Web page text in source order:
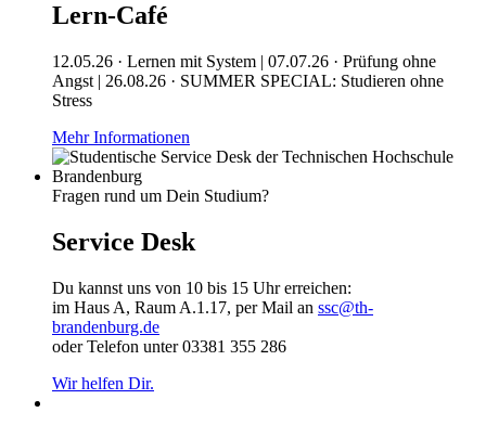
Lern-Café
12.05.26 · Lernen mit System | 07.07.26 · Prüfung ohne
Angst | 26.08.26 · SUMMER SPECIAL: Studieren ohne
Stress
Mehr Informationen
Fragen rund um Dein Studium?
Service Desk
Du kannst uns von 10 bis 15 Uhr erreichen:
im Haus A, Raum A.1.17, per Mail an ssc@th-
brandenburg.de
oder Telefon unter 03381 355 286
Wir helfen Dir.